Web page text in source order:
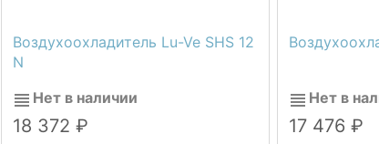
Воздухоохладитель Lu-Ve SHS 12
N
Нет в наличии
18 372
Нет в
17 476